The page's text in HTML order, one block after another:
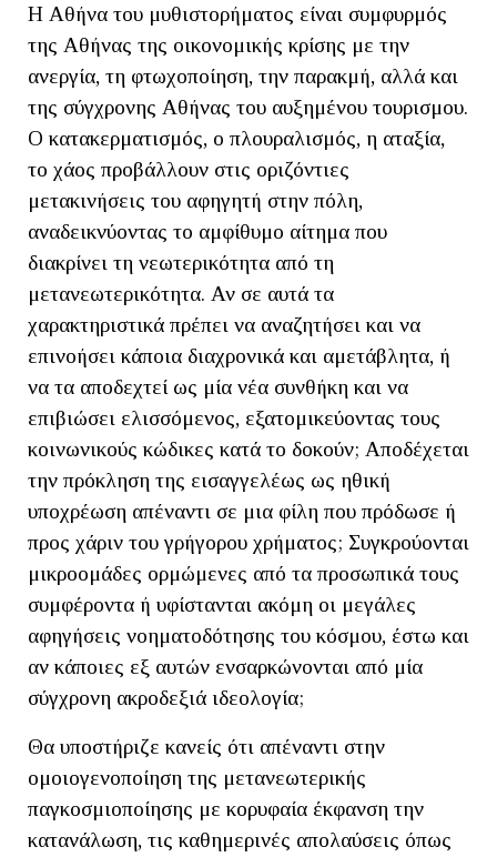
Η Αθήνα του μυθιστορήματος είναι συμφυρμός
της Αθήνας της οικονομικής κρίσης με την
ανεργία, τη φτωχοποίηση, την παρακμή, αλλά και
της σύγχρονης Αθήνας του αυξημένου τουρισμου.
Ο κατακερματισμός, ο πλουραλισμός, η αταξία,
το χάος προβάλλουν στις οριζόντιες
μετακινήσεις του αφηγητή στην πόλη,
αναδεικνύοντας το αμφίθυμο αίτημα που
διακρίνει τη νεωτερικότητα από τη
μετανεωτερικότητα. Αν σε αυτά τα
χαρακτηριστικά πρέπει να αναζητήσει και να
επινοήσει κάποια διαχρονικά και αμετάβλητα, ή
να τα αποδεχτεί ως μία νέα συνθήκη και να
επιβιώσει ελισσόμενος, εξατομικεύοντας τους
κοινωνικούς κώδικες κατά το δοκούν; Αποδέχεται
την πρόκληση της εισαγγελέως ως ηθική
υποχρέωση απέναντι σε μια φίλη που πρόδωσε ή
προς χάριν του γρήγορου χρήματος; Συγκρούονται
μικροομάδες ορμώμενες από τα προσωπικά τους
συμφέροντα ή υφίστανται ακόμη οι μεγάλες
αφηγήσεις νοηματοδότησης του κόσμου, έστω και
αν κάποιες εξ αυτών ενσαρκώνονται από μία
σύγχρονη ακροδεξιά ιδεολογία;
Θα υποστήριζε κανείς ότι απέναντι στην
ομοιογενοποίηση της μετανεωτερικής
παγκοσμιοποίησης με κορυφαία έκφανση την
κατανάλωση, τις καθημερινές απολαύσεις όπως